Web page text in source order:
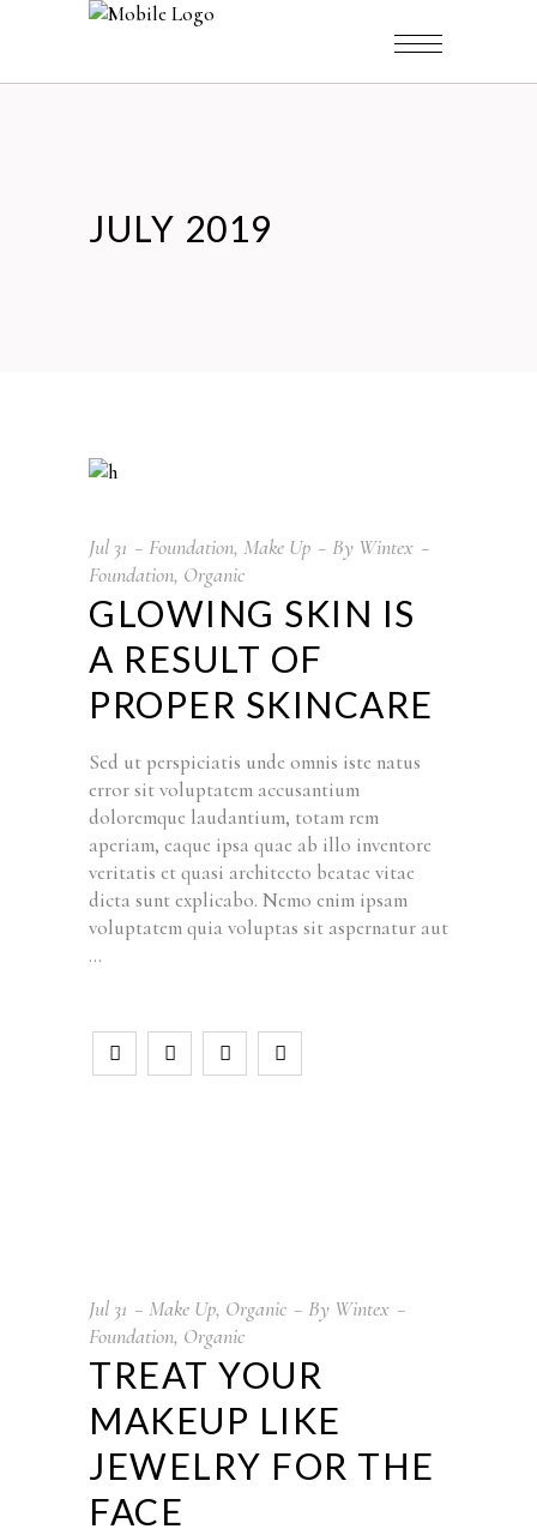
JULY 2019
Jul 31 Foundation, Make Up By Wintex
Foundation, Organic
GLOWING SKIN IS
A RESULT OF
PROPER SKINCARE
Sed ut perspiciatis unde omnis iste natus
error sit voluptatem accusantium
doloremque laudantium, totam rem
aperiam, eaque ipsa quae ab illo inventore
veritatis et quasi architecto beatae vitae
dicta sunt explicabo. Nemo enim ipsam
voluptatem quia voluptas sit aspernatur aut
Jul 31 Make Up, Organic By Wintex
Foundation, Organic
TREAT YOUR
MAKEUP LIKE
JEWELRY FOR THE
FACE